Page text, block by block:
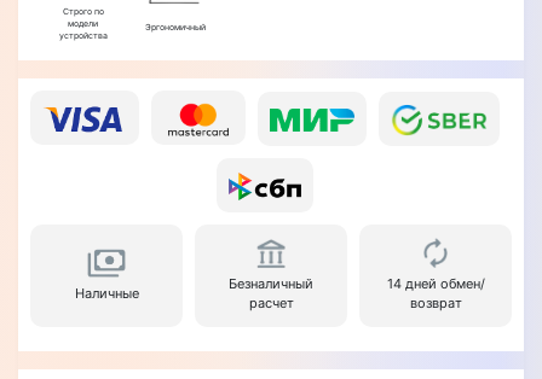
Строго по
модели
устройства
Эргономичный
Наличные
Безналичный
расчет
14 дней обмен/
возврат